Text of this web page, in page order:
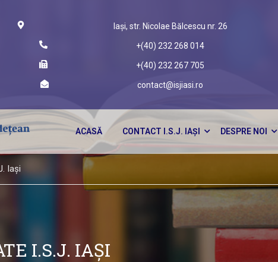
Iași, str. Nicolae Bălcescu nr. 26
+(40) 232 268 014
+(40) 232 267 705
contact@isjiasi.ro
ACASĂ CONTACT I.S.J. IAȘI DESPRE NOI
Iași
I.S.J. IAȘI